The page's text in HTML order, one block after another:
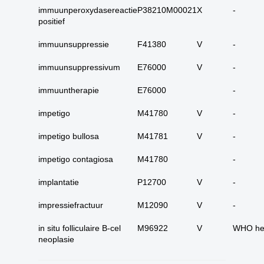
Hoe kunnen we je
helpen?
17. alle maligne
basaalcelcarcinomen
19. alle (primaire)
20. alle metastasen
situ
slokdarm tot anus
23. tractus digestivus
uitgebreid (incl lever,
pancreas)
immuunperoxydasereactie
positief
P38210M00021X -
immuunsuppressie F41380 V -
immuunsuppressivum E76000 V -
immuuntherapie E76000 -
impetigo M41780 V -
impetigo bullosa M41781 V -
impetigo contagiosa M41780 -
implantatie P12700 V -
impressiefractuur M12090 V -
in situ folliculaire B-cel
neoplasie
M96922 V WHO